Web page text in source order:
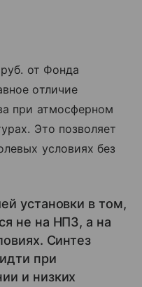
от Фонда
отличие
при атмосферном
Это позволяет
условиях без
установки в том,
не на НПЗ, а на
Синтез
при
и низких